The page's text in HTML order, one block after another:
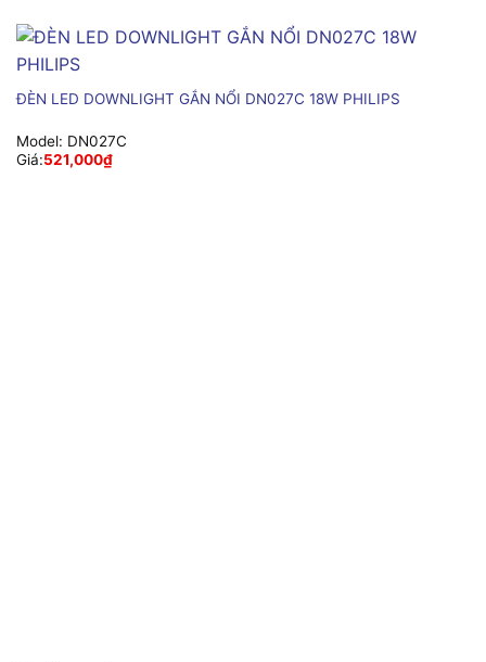
ĐÈN LED DOWNLIGHT GẮN NỔI DN027C 18W PHILIPS
Model: DN027C
Giá:521,000₫